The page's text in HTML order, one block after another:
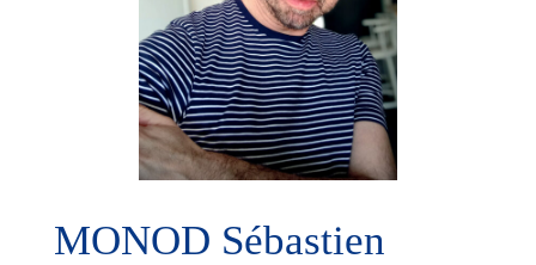
MONOD Sébastien